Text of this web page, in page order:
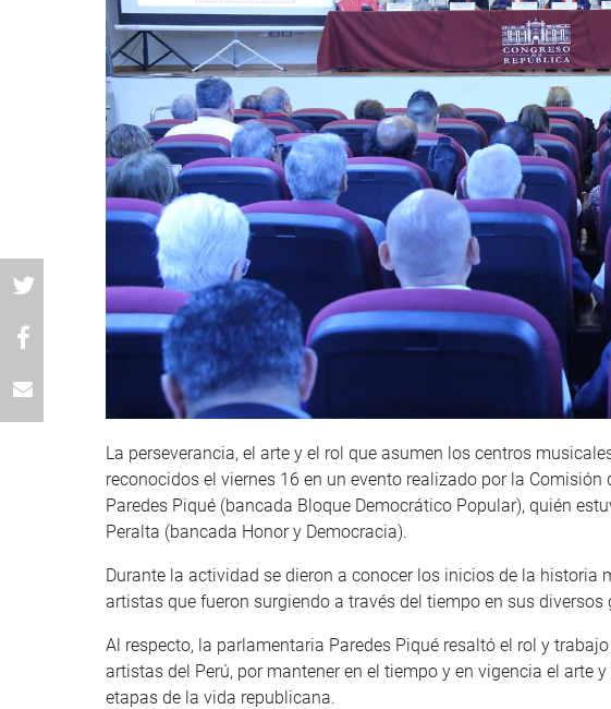
La perseverancia, el arte y el rol que asumen los centros
reconocidos el viernes 16 en un evento realizado por la Comisión
Paredes Piqué (bancada Bloque Democrático Popular), quién
Peralta (bancada Honor y Democracia).
Durante la actividad se dieron a conocer los inicios de la historia
artistas que fueron surgiendo a través del tiempo en sus diversos
Al respecto, la parlamentaria Paredes Piqué resaltó el rol y
artistas del Perú, por mantener en el tiempo y en vigencia el arte
etapas de la vida republicana.